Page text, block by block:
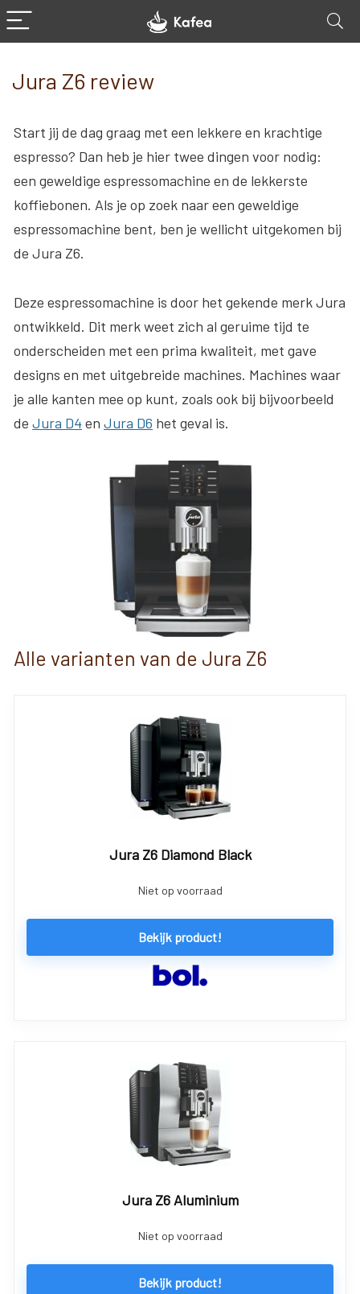
Jura Z6 review
Start jij de dag graag met een lekkere en krachtige
espresso? Dan heb je hier twee dingen voor nodig:
een geweldige espressomachine en de lekkerste
koffiebonen. Als je op zoek naar een geweldige
espressomachine bent, ben je wellicht uitgekomen bij
de Jura Z6.
Deze espressomachine is door het gekende merk Jura
ontwikkeld. Dit merk weet zich al geruime tijd te
onderscheiden met een prima kwaliteit, met gave
designs en met uitgebreide machines. Machines waar
je alle kanten mee op kunt, zoals ook bij bijvoorbeeld
de Jura D4en Jura D6 het geval is.
Alle varianten van de Jura Z6
Jura Z6 Diamond Black
Niet op voorraad
Bekijk product!
Jura Z6 Aluminium
Niet op voorraad
Bekijk product!